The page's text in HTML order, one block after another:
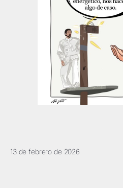
13 de febrero de 2026